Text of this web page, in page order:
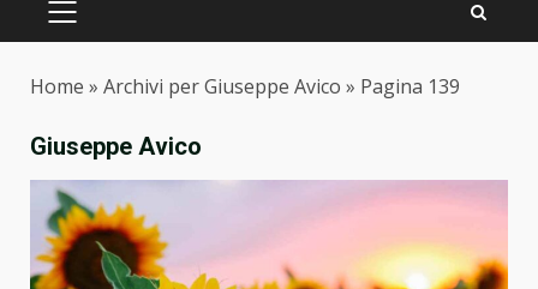
PRIMARY
Home » Archivi per Giuseppe Avico » Pagina 139
Giuseppe Avico